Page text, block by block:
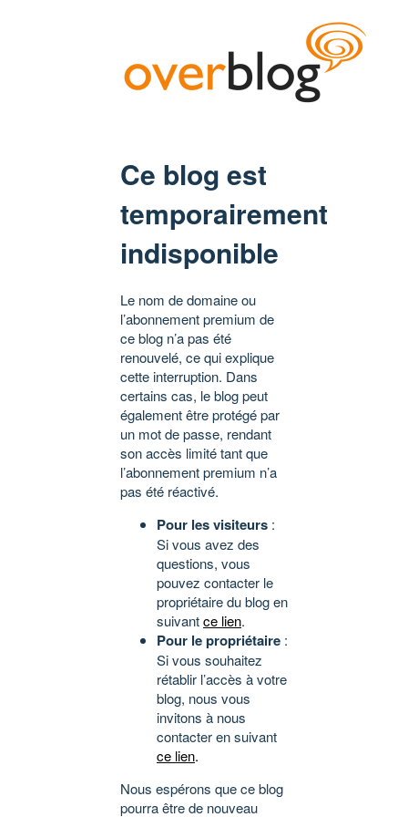
Ce blog est
temporairement
indisponible
Le nom de domaine ou
l’abonnement premium de
ce blog n’a pas été
renouvelé, ce qui explique
cette interruption. Dans
certains cas, le blog peut
également être protégé par
un mot de passe, rendant
son accès limité tant que
l’abonnement premium n’a
pas été réactivé.
Pour les visiteurs :
Si vous avez des
questions, vous
pouvez contacter le
propriétaire du blog en
suivantce lien.
Pour le propriétaire :
Si vous souhaitez
rétablir l’accès à votre
blog, nous vous
invitons à nous
contacter en suivant
ce lien.
Nous espérons que ce blog
pourra être de nouveau